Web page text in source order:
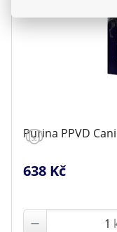
Purina PPVD
638 Kč